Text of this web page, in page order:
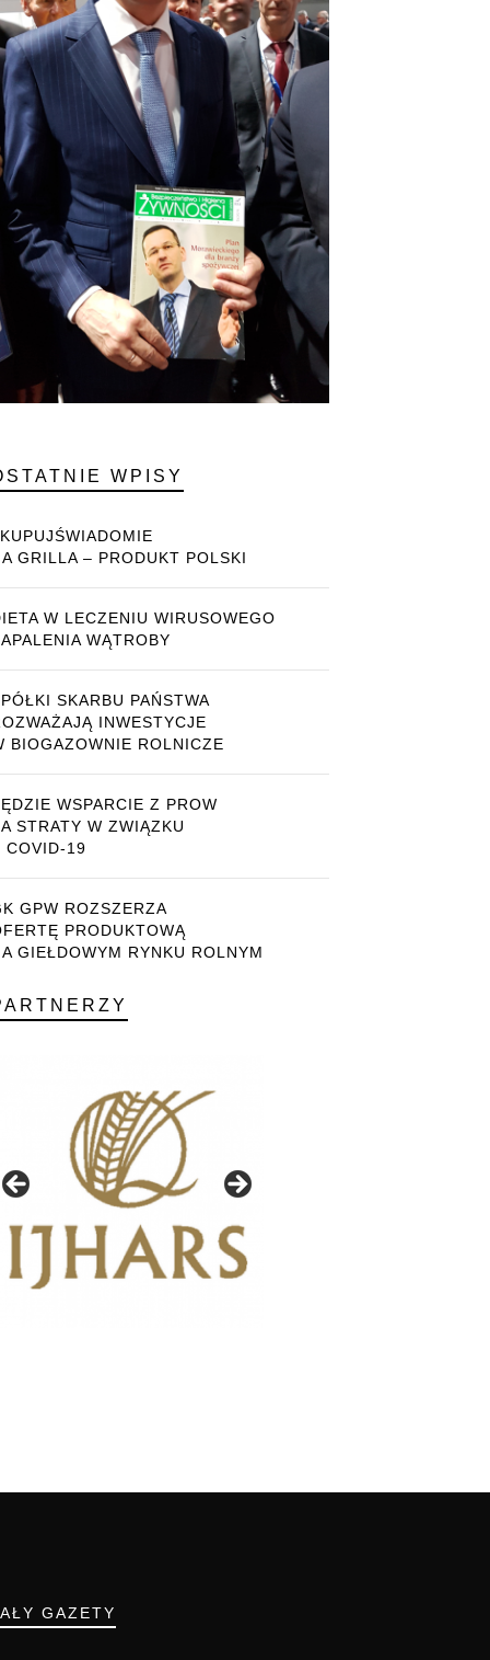
WPISY
GRILLA – PRODUKT POLSKI
W LECZENIU WIRUSOWEGO
WĄTROBY
SKARBU PAŃSTWA
INWESTYCJE
BIOGAZOWNIE ROLNICZE
WSPARCIE Z PROW
STRATY W ZWIĄZKU
COVID-19
GPW ROZSZERZA
PRODUKTOWĄ
GIEŁDOWYM RYNKU ROLNYM
GAZETY